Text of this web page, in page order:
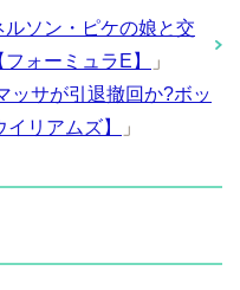
ルソン・ピケの娘と交
ォーミュラE】
」
ッサが引退撤回か?ボッ
リアムズ】
」